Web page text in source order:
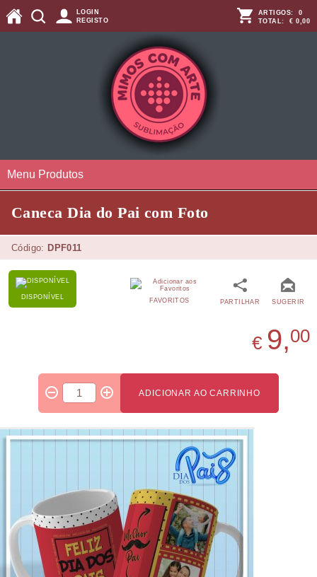
LOGIN
REGISTO
ARTIGOS: 0
TOTAL: € 0,00
Menu Produtos
Caneca Dia do Pai com Foto
Código: DPF011
DISPONÍVEL
SUGERIR
PARTILHAR
FAVORITOS
€ 9,00
ADICIONAR AO CARRINHO